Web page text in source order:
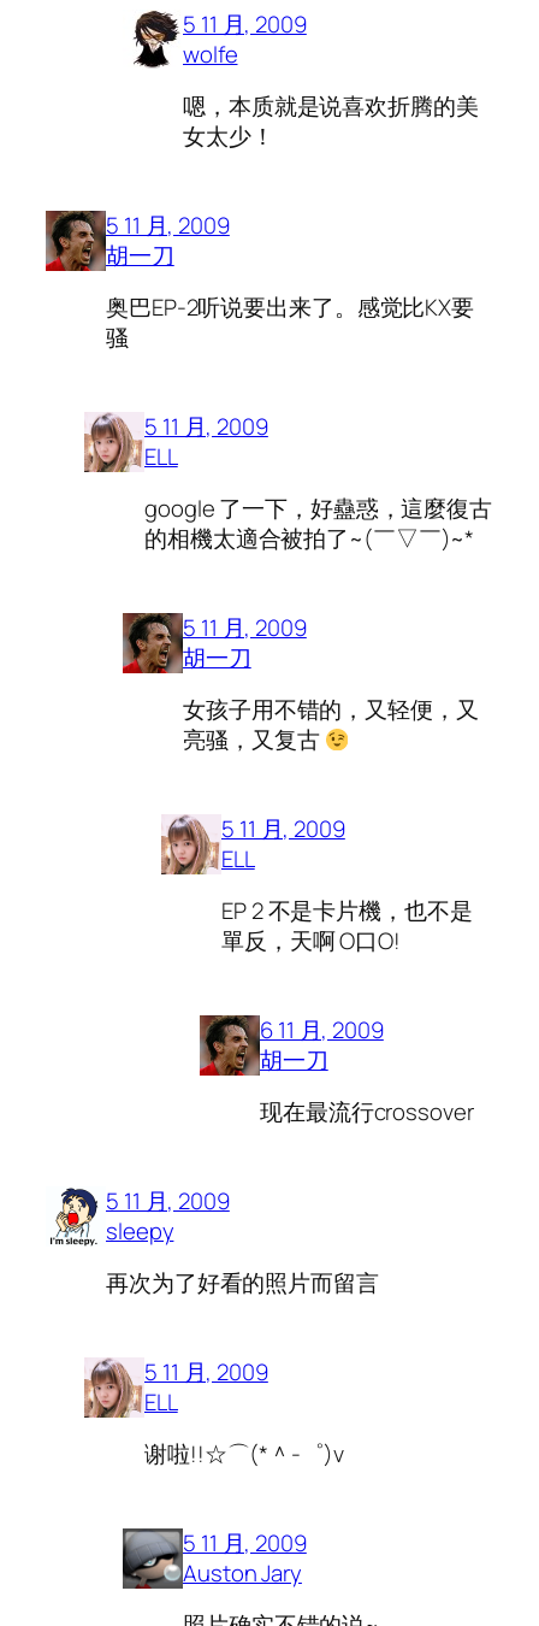
5 11 月, 2009
wolfe
嗯，本质就是说喜欢折腾的美
女太少！
5 11 月, 2009
胡一刀
奥巴EP-2听说要出来了。感觉比KX要
骚
5 11 月, 2009
ELL
google 了一下，好蠱惑，這麼復古
的相機太適合被拍了~(￣▽￣)~*
5 11 月, 2009
胡一刀
女孩子用不错的，又轻便，又
亮骚，又复古
5 11 月, 2009
ELL
EP 2 不是卡片機，也不是
單反，天啊 O口O!
6 11 月, 2009
胡一刀
现在最流行crossover
5 11 月, 2009
sleepy
再次为了好看的照片而留言
5 11 月, 2009
ELL
谢啦!!☆⌒(*＾-゜)v
5 11 月, 2009
Auston Jary